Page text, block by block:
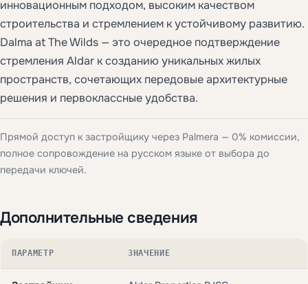
инновационным подходом, высоким качеством
строительства и стремлением к устойчивому развитию.
Dalma at The Wilds — это очередное подтверждение
стремления Aldar к созданию уникальных жилых
пространств, сочетающих передовые архитектурные
решения и первоклассные удобства.
Прямой доступ к застройщику через Palmera — 0% комиссии,
полное сопровождение на русском языке от выбора до
передачи ключей.
Дополнительные сведения
ПАРАМЕТР ЗНАЧЕНИЕ